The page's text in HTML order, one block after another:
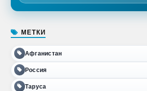
МЕТКИ
Афганистан
Россия
Таруса